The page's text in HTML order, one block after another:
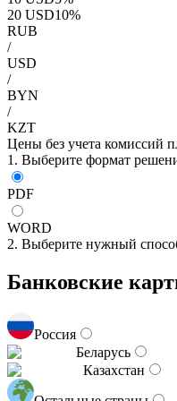
20 USD10%
RUB
/
USD
/
BYN
/
KZT
Цены без учета комиссий
1. Выберите формат
PDF
WORD
2. Выберите нужный
Банковские
Россия
Беларусь
Казахстан